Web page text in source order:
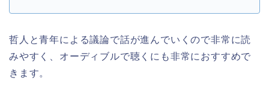
哲人と青年による議論で話が進んでいくので非常に読
みやすく、オーディブルで聴くにも非常におすすめで
きます。